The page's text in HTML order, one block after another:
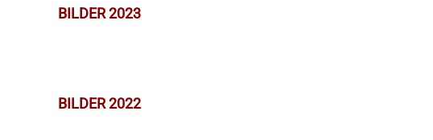
BILDER 2023
BILDER 2022